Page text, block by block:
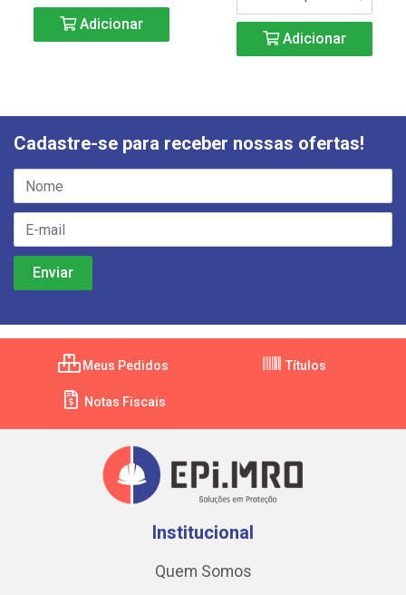
Adicionar
Adicionar
Cadastre-se para receber nossas ofertas!
Meus Pedidos Títulos
Notas Fiscais
Institucional
Quem Somos